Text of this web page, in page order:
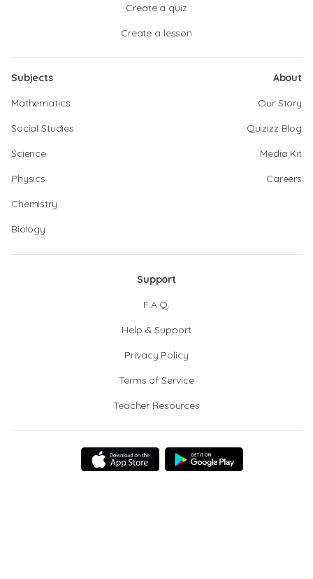
Create a quiz
Create a lesson
Subjects
Mathematics
Social Studies
Science
Physics
Chemistry
Biology
About
Our Story
Quizizz Blog
Media Kit
Careers
Support
F.A.Q.
Help & Support
Privacy Policy
Terms of Service
Teacher Resources